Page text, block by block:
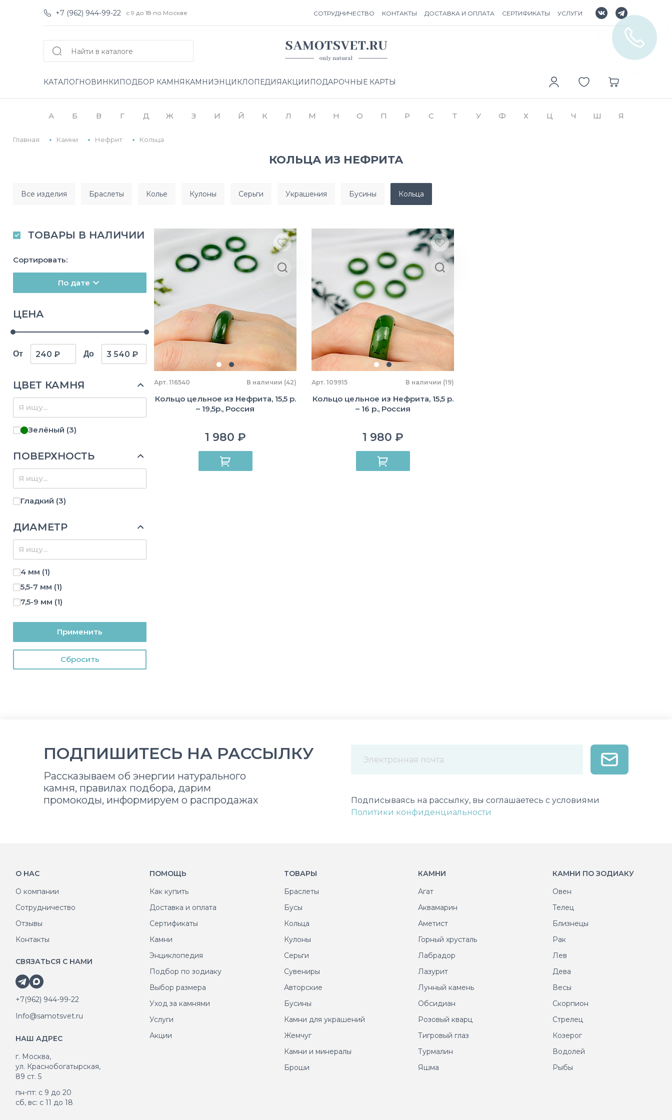
+7 (962) 944-99-22 с 9 до 18 по Москве СОТРУДНИЧЕСТВО КОНТАКТЫ ДОСТАВКА И ОПЛАТА СЕРТИФИКАТЫ УСЛУГИ
КАТАЛОГНОВИНКИ ПОДБОР КАМНЯ КАМНИЭНЦИКЛОПЕДИЯАКЦИИ ПОДАРОЧНЫЕ КАРТЫ
А Б В Г Д Ж З И Й К Л М Н О П Р С Т У Ф Х Ц Ч Ш Я
Главная Камни Нефрит Кольца
КОЛЬЦА ИЗ НЕФРИТА
все изделия браслеты колье кулоны серьги украшения бусины кольца
ТОВАРЫ В НАЛИЧИИ
Сортировать:
По дате
ЦЕНА
От До
ЦВЕТ КАМНЯ
Зелёный (3)
ПОВЕРХНОСТЬ
Гладкий (3)
ДИАМЕТР
4 мм (1)
5,5-7 мм (1)
7,5-9 мм (1)
Применить
Cбросить
Арт. 116540 В наличии (42)
Кольцо цельное из Нефрита, 15,5 р.
– 19,5р., Россия
1 980 ₽
Арт. 109915 В наличии (19)
Кольцо цельное из Нефрита, 15,5 р.
– 16 р., Россия
1 980 ₽
ПОДПИШИТЕСЬ НА РАССЫЛКУ
Рассказываем об энергии натурального
камня, правилах подбора, дарим
промокоды, информируем о распродажах
Подписываясь на рассылку, вы соглашаетесь с условиями
Политики конфиденциальности
О НАС
О компании
Сотрудничество
Отзывы
Контакты
СВЯЗАТЬСЯ С НАМИ
+7(962) 944-99-22
Info@samotsvet.ru
НАШ АДРЕС
г. Москва,
ул. Краснобогатырская,
89 ст. 5
пн-пт: с 9 до 20
сб, вс: с 11 до 18
ПОМОЩЬ
Как купить
Доставка и оплата
Сертификаты
Камни
Энциклопедия
Подбор по зодиаку
Выбор размера
Уход за камнями
Услуги
Акции
ТОВАРЫ
Браслеты
Бусы
Кольца
Кулоны
Серьги
Сувениры
Авторские
Бусины
Камни для украшений
Жемчуг
Камни и минералы
Броши
КАМНИ
Агат
Аквамарин
Аметист
Горный хрусталь
Лабрадор
Лазурит
Лунный камень
Обсидиан
Розовый кварц
Тигровый глаз
Турмалин
Яшма
КАМНИ ПО ЗОДИАКУ
Овен
Телец
Близнецы
Рак
Лев
Дева
Весы
Скорпион
Стрелец
Козерог
Водолей
Рыбы